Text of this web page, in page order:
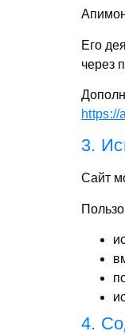
Его
через
https://
3.
Сайт
4.